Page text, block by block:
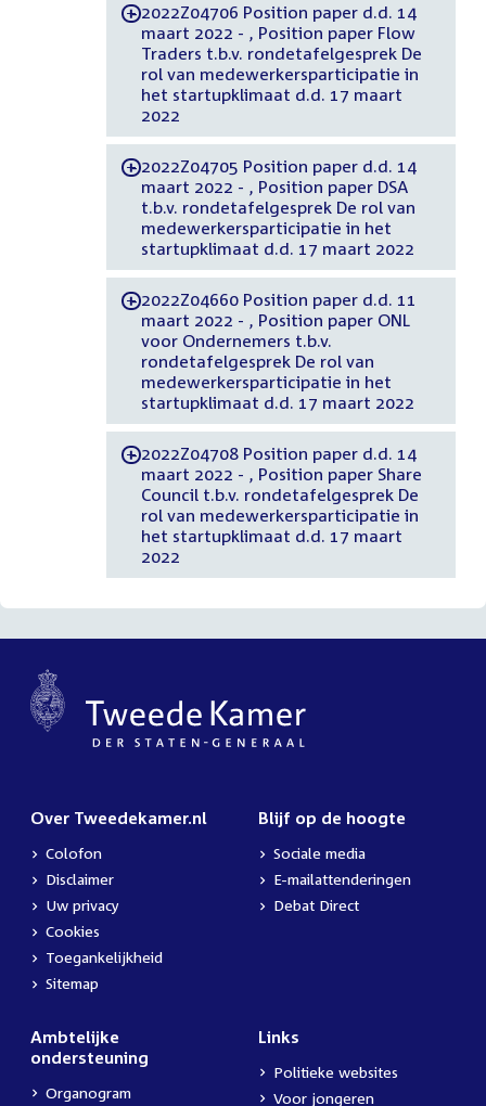
-2022Z04706 Position paper d.d. 14
maart 2022 - , Position paper Flow
Traders t.b.v. rondetafelgesprek De
rol van medewerkersparticipatie in
het startupklimaat d.d. 17 maart
2022
-2022Z04705 Position paper d.d. 14
maart 2022 - , Position paper DSA
t.b.v. rondetafelgesprek De rol van
medewerkersparticipatie in het
startupklimaat d.d. 17 maart 2022
-2022Z04660 Position paper d.d. 11
maart 2022 - , Position paper ONL
voor Ondernemers t.b.v.
rondetafelgesprek De rol van
medewerkersparticipatie in het
startupklimaat d.d. 17 maart 2022
-2022Z04708 Position paper d.d. 14
maart 2022 - , Position paper Share
Council t.b.v. rondetafelgesprek De
rol van medewerkersparticipatie in
het startupklimaat d.d. 17 maart
2022
Over Tweedekamer.nl
Colofon
Disclaimer
Uw privacy
Cookies
Toegankelijkheid
Sitemap
Blijf op de hoogte
Sociale media
E-mailattenderingen
Debat Direct
Ambtelijke
ondersteuning
Organogram
Links
Politieke websites
Voor jongeren